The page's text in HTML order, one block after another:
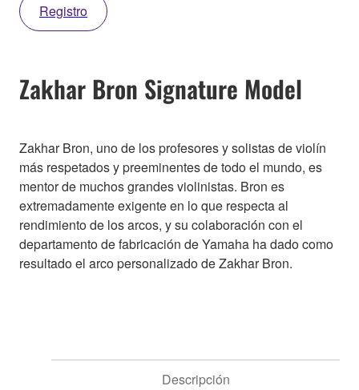
Registro
Zakhar Bron Signature Model
Zakhar Bron, uno de los profesores y solistas de violín
más respetados y preeminentes de todo el mundo, es
mentor de muchos grandes violinistas. Bron es
extremadamente exigente en lo que respecta al
rendimiento de los arcos, y su colaboración con el
departamento de fabricación de Yamaha ha dado como
resultado el arco personalizado de Zakhar Bron.
Descripción